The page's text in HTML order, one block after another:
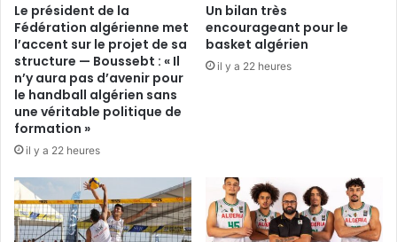
Le président de la
Fédération algérienne met
l’accent sur le projet de sa
structure — Boussebt : « Il
n’y aura pas d’avenir pour
le handball algérien sans
une véritable politique de
formation »
il y a 22 heures
Un bilan très
encourageant pour le
basket algérien
il y a 22 heures